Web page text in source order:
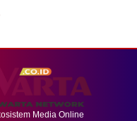
Media Online